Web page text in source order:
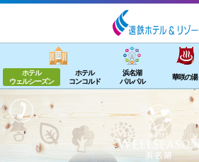
ホテル
ウェルシーズン
ホテル
コンコルド
浜名湖
パルパル
華咲の湯